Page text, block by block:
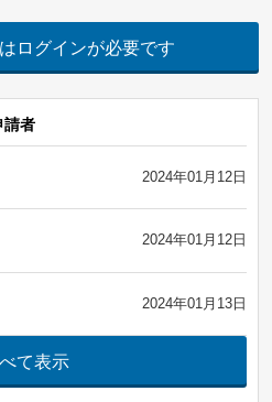
ログインが必要です
請者
2024年01月12日
2024年01月12日
2024年01月13日